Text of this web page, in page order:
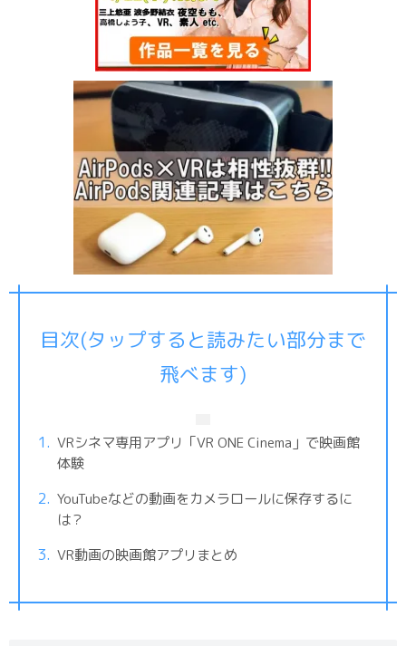
目次(タップすると読みたい部分まで
飛べます)
VRシネマ専用アプリ「VR ONE Cinema」で映画館
体験
YouTubeなどの動画をカメラロールに保存するに
は？
VR動画の映画館アプリまとめ